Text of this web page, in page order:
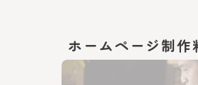
ホームページ制作